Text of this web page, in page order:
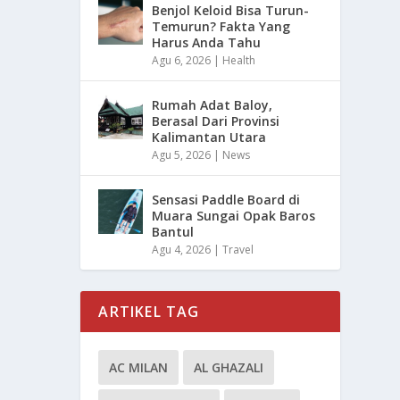
Benjol Keloid Bisa Turun-
Temurun? Fakta Yang
Harus Anda Tahu
Agu 6, 2026 | Health
Rumah Adat Baloy,
Berasal Dari Provinsi
Kalimantan Utara
Agu 5, 2026 | News
Sensasi Paddle Board di
Muara Sungai Opak Baros
Bantul
Agu 4, 2026 |Travel
ARTIKEL TAG
AC MILAN AL GHAZALI